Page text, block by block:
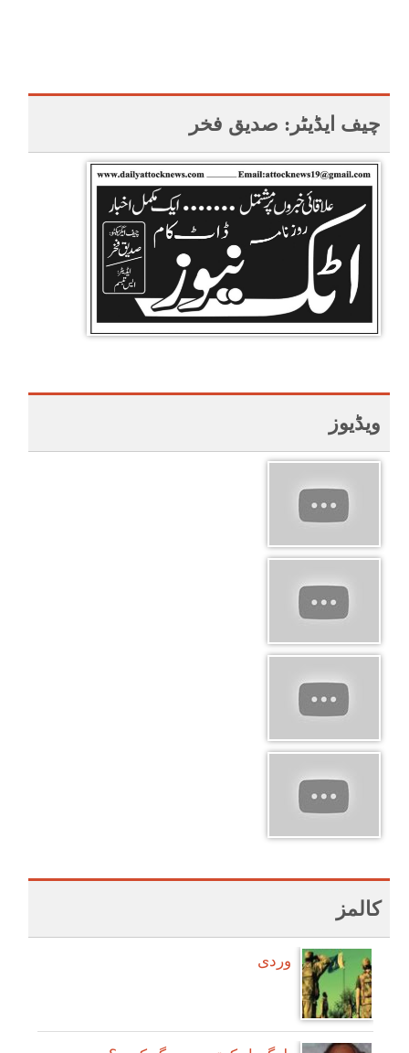
چیف ایڈیٹر: صدیق فخر
ویڈیوز
کالمز
وردی